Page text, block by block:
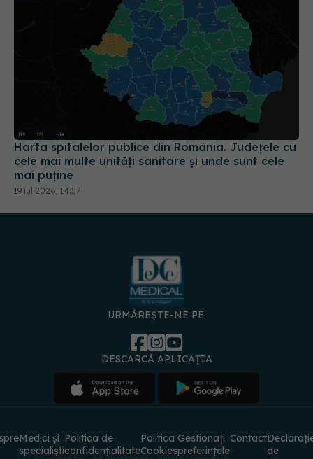
Harta spitalelor publice din România. Județele cu
cele mai multe unități sanitare și unde sunt cele
mai puține
19 iul 2026, 14:57
URMĂREȘTE-NE PE:
DESCARCĂ APLICAȚIA
Medici și
specialiști
Politica de
confidențialitate
Politica
Cookies
Gestionați
preferințele
Contact
de